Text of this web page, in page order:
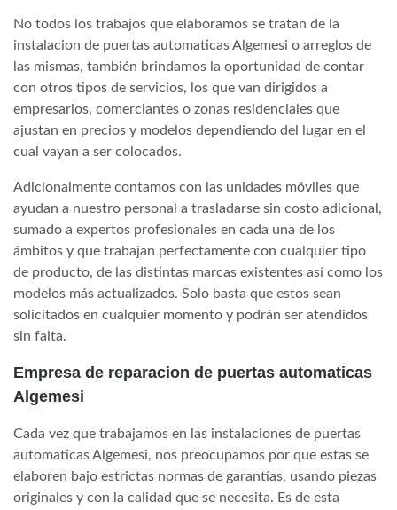
No todos los trabajos que elaboramos se tratan de la
instalacion de puertas automaticas Algemesi o arreglos de
las mismas, también brindamos la oportunidad de contar
con otros tipos de servicios, los que van dirigidos a
empresarios, comerciantes o zonas residenciales que
ajustan en precios y modelos dependiendo del lugar en el
cual vayan a ser colocados.
Adicionalmente contamos con las unidades móviles que
ayudan a nuestro personal a trasladarse sin costo adicional,
sumado a expertos profesionales en cada una de los
ámbitos y que trabajan perfectamente con cualquier tipo
de producto, de las distintas marcas existentes así como los
modelos más actualizados. Solo basta que estos sean
solicitados en cualquier momento y podrán ser atendidos
sin falta.
Empresa de reparacion de puertas automaticas
Algemesi
Cada vez que trabajamos en las instalaciones de puertas
automaticas Algemesi, nos preocupamos por que estas se
elaboren bajo estrictas normas de garantías, usando piezas
originales y con la calidad que se necesita. Es de esta